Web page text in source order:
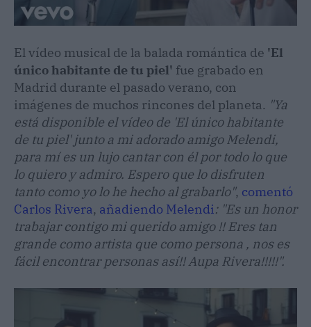
El vídeo musical de la balada romántica de 'El
único habitante de tu piel' fue grabado en
Madrid durante el pasado verano, con
imágenes de muchos rincones del planeta. "Ya
está disponible el vídeo de 'El único habitante
de tu piel' junto a mi adorado amigo Melendi,
para mí es un lujo cantar con él por todo lo que
lo quiero y admiro. Espero que lo disfruten
tanto como yo lo he hecho al grabarlo", comentó
Carlos Rivera, añadiendo Melendi: "Es un honor
trabajar contigo mi querido amigo !! Eres tan
grande como artista que como persona , nos es
fácil encontrar personas así!! Aupa Rivera!!!!!".